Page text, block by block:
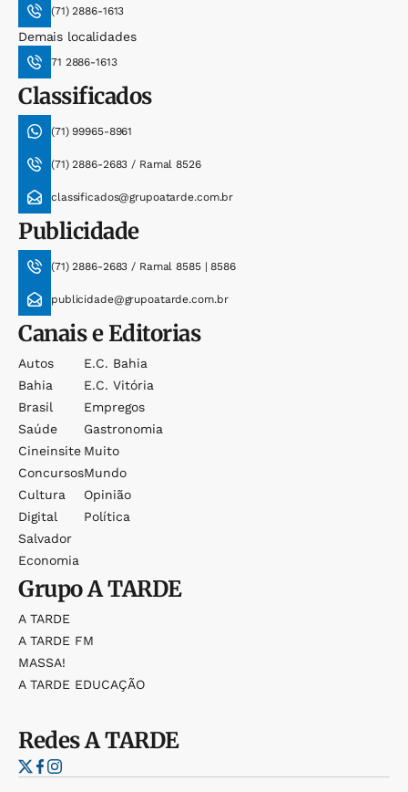
(71) 2886-1613
Demais localidades
71 2886-1613
Classificados
(71) 99965-8961
(71) 2886-2683 / Ramal 8526
classificados@grupoatarde.com.br
Publicidade
(71) 2886-2683 / Ramal 8585 | 8586
publicidade@grupoatarde.com.br
Canais e Editorias
Autos
Bahia
Brasil
Saúde
Cineinsite
Concursos
Cultura
Digital
Salvador
Economia
E.c. Bahia
E.c. Vitória
Empregos
Gastronomia
Muito
Mundo
Opinião
Política
GrupoA TARDE
A TARDE
A TARDE FM
MASSA!
A TARDE EDUCAÇÃO
RedesA TARDE